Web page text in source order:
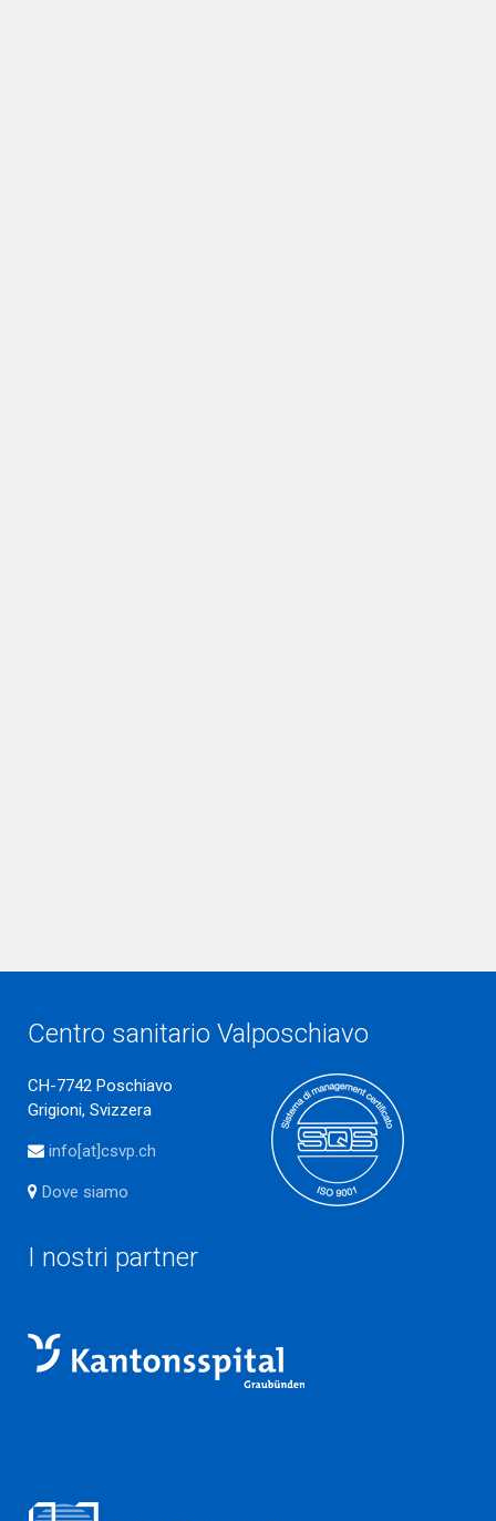
Centro sanitario Valposchiavo
CH-7742 Poschiavo
Grigioni, Svizzera
info[at]csvp.ch
Dove siamo
I nostri partner